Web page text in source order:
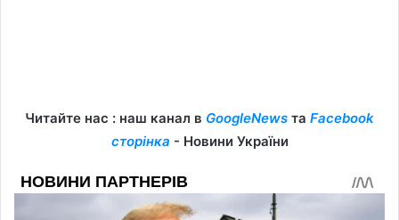
Читайте нас : наш канал в GoogleNews та Facebook
сторінка - Новини України